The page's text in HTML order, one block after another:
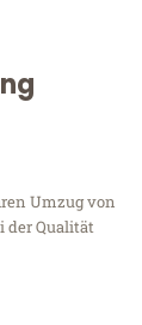
Umzug von
der Qualität